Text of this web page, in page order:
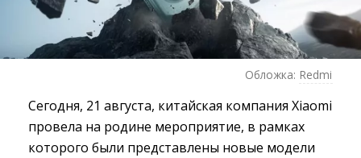
Обложка: Redmi
Сегодня, 21 августа, китайская компания Xiaomi
провела на родине мероприятие, в рамках
которого были представлены новые модели